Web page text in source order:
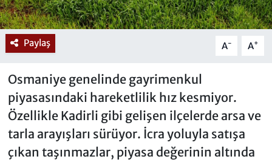
Paylaş A- A+
Osmaniye genelinde gayrimenkul
piyasasındaki hareketlilik hız kesmiyor.
Özellikle Kadirli gibi gelişen ilçelerde arsa ve
tarla arayışları sürüyor. İcra yoluyla satışa
çıkan taşınmazlar, piyasa değerinin altında